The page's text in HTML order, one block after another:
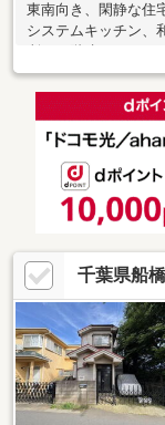
東南向き、閑静な住
システムキッチン、
千葉県船